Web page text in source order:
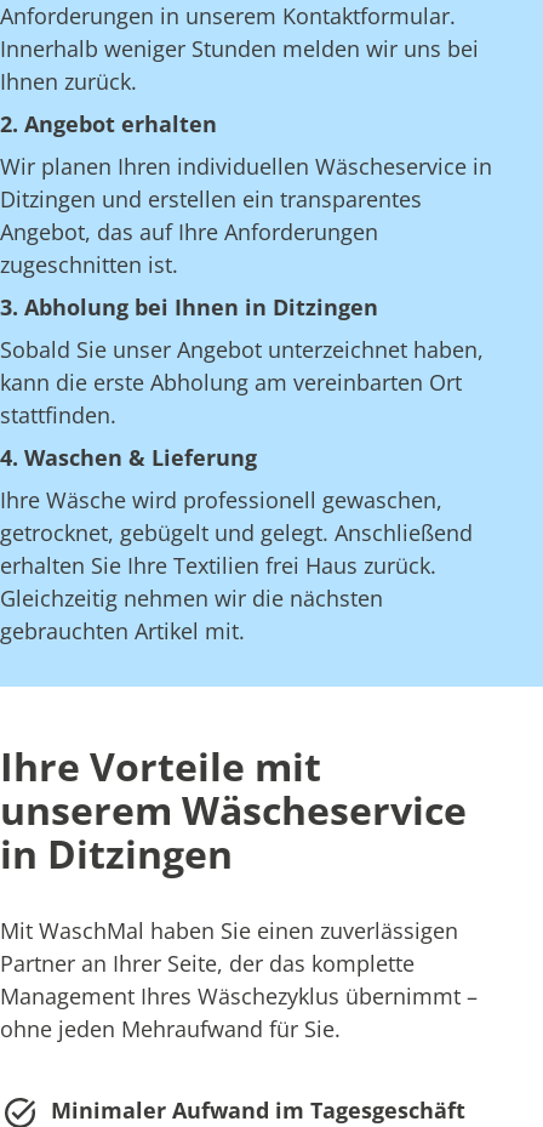
Anforderungen in unserem Kontaktformular.
Innerhalb weniger Stunden melden wir uns bei
Ihnen zurück.
2. Angebot erhalten
Wir planen Ihren individuellen Wäscheservice in
Ditzingen und erstellen ein transparentes
Angebot, das auf Ihre Anforderungen
zugeschnitten ist.
3. Abholung bei Ihnen in Ditzingen
Sobald Sie unser Angebot unterzeichnet haben,
kann die erste Abholung am vereinbarten Ort
stattfinden.
4. Waschen & Lieferung
Ihre Wäsche wird professionell gewaschen,
getrocknet, gebügelt und gelegt. Anschließend
erhalten Sie Ihre Textilien frei Haus zurück.
Gleichzeitig nehmen wir die nächsten
gebrauchten Artikel mit.
Ihre Vorteile mit
unserem Wäscheservice
in Ditzingen
Mit WaschMal haben Sie einen zuverlässigen
Partner an Ihrer Seite, der das komplette
Management Ihres Wäschezyklus übernimmt –
ohne jeden Mehraufwand für Sie.
Minimaler Aufwand im Tagesgeschäft